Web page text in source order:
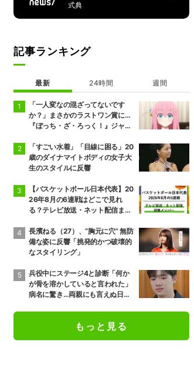
式典
記事ランキング
最新 24時間 週間
「一人変なの混ざってないです
か？」まさかのラストワン賞に…
『ぼっち・ざ・ろっく！』ジャー
「すごい水着」「目線に困る」20
歳のダイナマイトボディの女子大
生のスタイルに反響
【バスケットボール日本代表】20
26年8月の6連戦はどこで見れ
る？テレビ放送・ネット配信まと
長濱ねる（27）、“胸元に穴” 無防
備な姿に反響「挑発的かつ破壊的
なスタイリング」
兵役中にステージ4と診断「何か
が骨を溶かしていると言われた」
病名に驚き…両親にも言えぬ日々
もっと見る